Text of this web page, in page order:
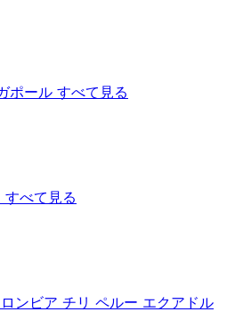
ポール すべて見る
すべて見る
ンビア チリ ペルー エクアドル